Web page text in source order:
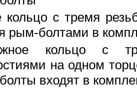
кольцо с тремя
рым-болтами в
кольцо с
на одном
входят в